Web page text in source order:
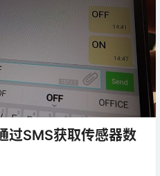
过SMS获取传感器数